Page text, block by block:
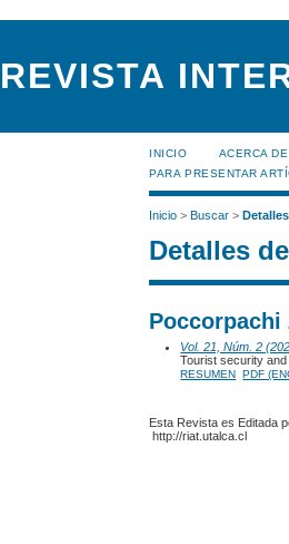
REVISTA
INICIO ACERCA DE
PARA PRESENTAR
Inicio >Buscar >
Detalles
Poccorpachi
Vol. 21, Núm. 2
Tourist security
RESUMEN PDF
Esta Revista es Editada
http://riat.utalca.cl